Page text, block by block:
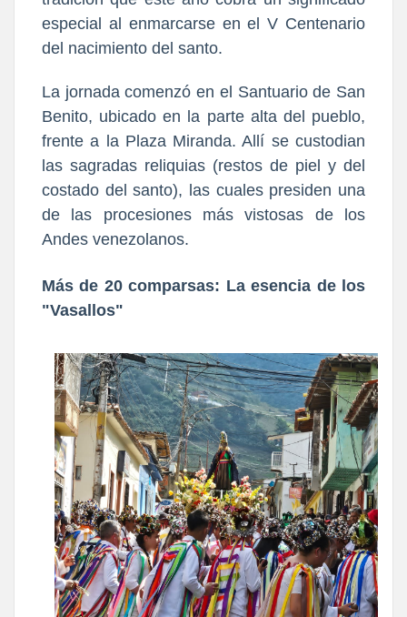
especial al enmarcarse en el V Centenario
del nacimiento del santo.
La jornada comenzó en el Santuario de San
Benito, ubicado en la parte alta del pueblo,
frente a la Plaza Miranda. Allí se custodian
las sagradas reliquias (restos de piel y del
costado del santo), las cuales presiden una
de las procesiones más vistosas de los
Andes venezolanos.
Más de 20 comparsas: La esencia de los
"Vasallos"